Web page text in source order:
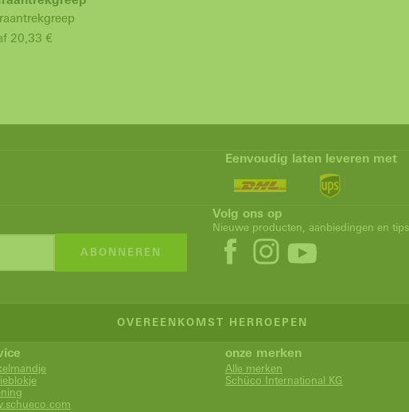
20,33 €
Eenvoudig laten leveren met
ABONNEREN
Volg ons op
Nieuwe producten, aanbiedingen en tips
OVEREENKOMST HERROEPEN
onze merken
Alle merken
Schüco International KG